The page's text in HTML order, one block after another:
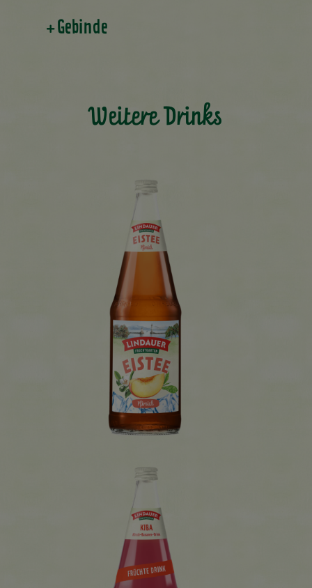
Gebinde
Weitere Drinks